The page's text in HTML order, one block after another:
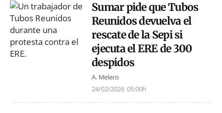
Sumar pide que Tubos
Reunidos devuelva el
rescate de la Sepi si
ejecuta el ERE de 300
despidos
A. Melero
24/02/2026 05:00h